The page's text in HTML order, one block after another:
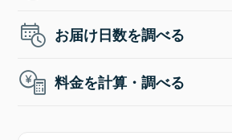
お届け日数を調べる
料金を計算・調べる